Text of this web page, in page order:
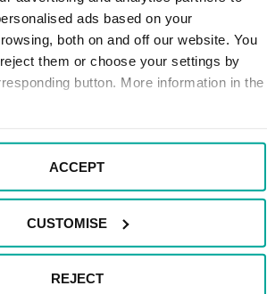
ads based on your
both on and off our website. You
them or choose your settings by
button. More information in the
ACCEPT
CUSTOMISE
REJECT
de tráfico y calles
Girona, Temps de